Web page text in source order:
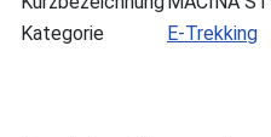
Kategorie
E-Trekking